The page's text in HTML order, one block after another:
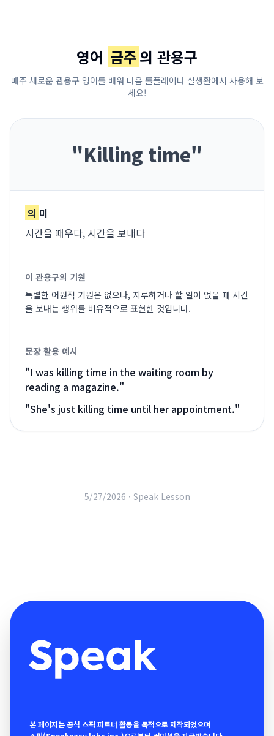
영어 금주의 관용구
매주 새로운 관용구 영어를 배워 다음 롤플레이나 실생활에서 사용해 보
세요!
"Killing time"
의 미
시간을 때우다, 시간을 보내다
이 관용구의 기원
특별한 어원적 기원은 없으나, 지루하거나 할 일이 없을 때 시간
을 보내는 행위를 비유적으로 표현한 것입니다.
문장 활용 예시
"I was killing time in the waiting room by
reading a magazine."
"She's just killing time until her appointment."
5/27/2026 · Speak Lesson
본 페이지는 공식 스픽 파트너 활동을 목적으로 제작되었으며